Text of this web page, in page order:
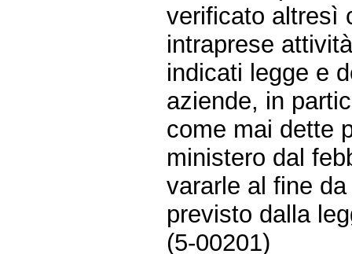
verificato altresì
intraprese
indicati legge e
aziende, in
come mai dette
ministero dal
vararle al fine
previsto dalla
(5-00201)